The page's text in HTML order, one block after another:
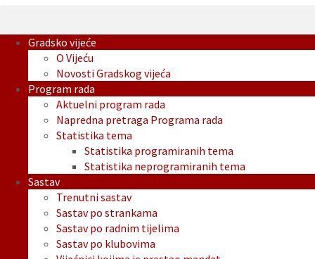
Gradsko vijeće
O Vijeću
Novosti Gradskog vijeća
Program rada
Aktuelni program rada
Napredna pretraga Programa rada
Statistika tema
Statistika programiranih tema
Statistika neprogramiranih tema
Sastav
Trenutni sastav
Sastav po strankama
Sastav po radnim tijelima
Sastav po klubovima